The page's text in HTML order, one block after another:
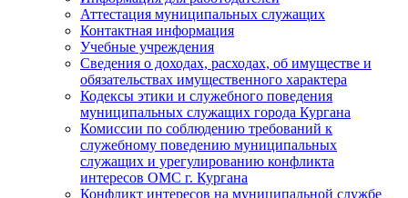
Аттестация муниципальных служащих
Контактная информация
Учебные учреждения
Сведения о доходах, расходах, об имуществе и
обязательствах имущественного характера
Кодексы этики и служебного поведения
муниципальных служащих города Кургана
Комиссии по соблюдению требований к
служебному поведению муниципальных
служащих и урегулированию конфликта
интересов ОМС г. Кургана
Конфликт интересов на муниципальной службе